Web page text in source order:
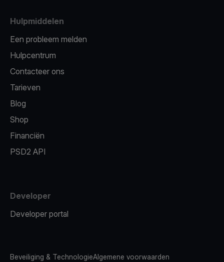
Hulpmiddelen
Een probleem melden
Hulpcentrum
Contacteer ons
Tarieven
Blog
Shop
Financiën
PSD2 API
Developer
Developer portal
Beveiliging & TechnologieAlgemene voorwaarden